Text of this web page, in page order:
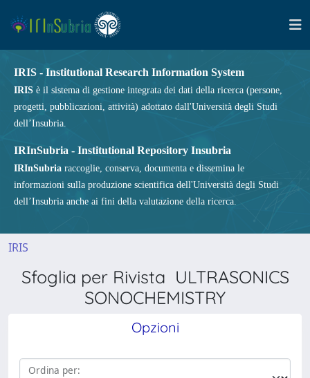
IRIS - Institutional Research Information System
IRIS è il sistema di gestione integrata dei dati della ricerca (persone,
progetti, pubblicazioni, attività) adottato dall'Università degli Studi
dell’Insubria.
IRInSubria - Institutional Repository Insubria
IRInSubria raccoglie, conserva, documenta e dissemina le
informazioni sulla produzione scientifica dell'Università degli Studi
dell’Insubria anche ai fini della valutazione della ricerca.
IRIS
Sfoglia per Rivista ULTRASONICS
SONOCHEMISTRY
Opzioni
Ordina per: